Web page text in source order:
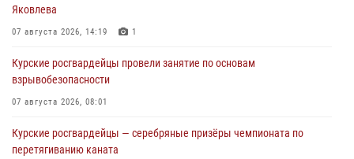
Яковлева
07 августа 2026, 14:19 1
Курские росгвардейцы провели занятие по основам
взрывобезопасности
07 августа 2026, 08:01
Курские росгвардейцы — серебряные призёры чемпионата по
перетягиванию каната